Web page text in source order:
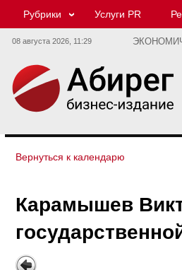
Рубрики Услуги PR
08 августа 2026, 11:29
Вернуться к календарю
Карамышев